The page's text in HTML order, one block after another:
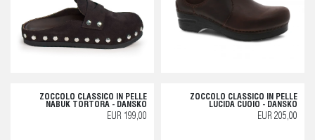
ZOCCOLO CLASSICO IN PELLE
NABUK TORTORA - DANSKO
EUR 199,00
ZOCCOLO CLASSICO IN PELLE
LUCIDA CUOIO - DANSKO
EUR 205,00